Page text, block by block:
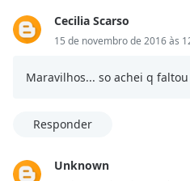
Cecilia Scarso
15 de novembro de 2016 às
Maravilhos... so achei q
Responder
Unknown